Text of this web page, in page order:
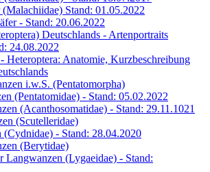
Stand: 01.05.2022
- Stand: 20.06.2022
Deutschlands - Artenportraits
24.08.2022
Heteroptera: Anatomie, Kurzbeschreibung
i.w.S. (Pentatomorpha)
(Pentatomidae) - Stand: 05.02.2022
(Acanthosomatidae) - Stand: 29.11.1021
(Scutelleridae)
(Cydnidae) - Stand: 28.04.2020
(Berytidae)
Langwanzen (Lygaeidae) - Stand: